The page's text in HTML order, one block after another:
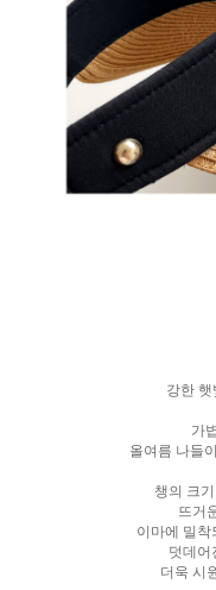
강한
가
올여름 나들
챙의 크
뜨거
이마에 밀착
덧데어
더욱 시